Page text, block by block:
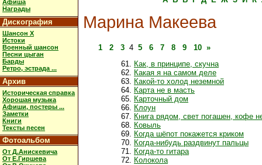
Афиша
Награды
Дискография
Шансон X
Истоки
Военный шансон
Песни цыган
Барды
Ретро, эстрада ...
Архив
Историческая справка
Хорошая музыка
Афиши, постеры ...
Заметки
Книги
Тексты песен
Фотоальбом
От Д.Анискевича
От Е.Гиршева
Марина Макеева
1 2 3 4 5 6 7 8 9 10 »
Как, в принципе, скучна
Какая я на самом деле
Какой-то холод неземной
Карта не в масть
Карточный дом
Клоун
Книга рядом, свет погашен, кофе
Ковыль
Когда шёпот покажется криком
Когда-нибудь раздвинут пальцы
Когда-то гитара
Колокола